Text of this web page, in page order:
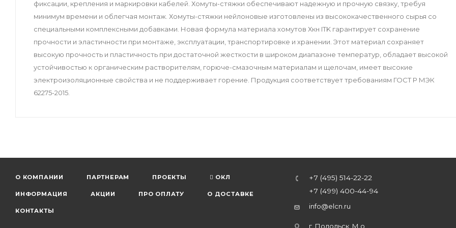
фиксации, крепления и маркировки кабелей. Хомуты-стяжки обеспечивают надежную и прочную связку, требуя
минимум времени и облегчая монтаж. Хомуты-стяжки нейлоновые изготовлены из высококачественного сырья со
специальными комплексными добавками. Новая формула материала хомутов Хкн ITK гарантирует сохранение
прочности и эластичности при монтаже, эксплуатации, транспортировке и хранении. Этот материал сохраняет
высокую прочность и пластичность при достаточной жесткости в широком диапазоне температур, обладает высокой
устойчивостью к органическим растворителям, горюче-смазочным материалам и щелочам, имеет высокие
электроизоляционные свойства и не поддерживает горение. Продукция соответствует требованиям ГОСТ Р МЭК
62275-2015.
О КОМПАНИИ ПАРТНЕРАМ ПРОЕКТЫ ОКЛ
ИНФОРМАЦИЯ АКЦИИ ПРО ОПЛАТУ О ДОСТАВКЕ
КОНТАКТЫ
+7 (495) 514-22-22
+7 (499) 400-44-94
info@elcn.ru
г. Подольск, М.о.,